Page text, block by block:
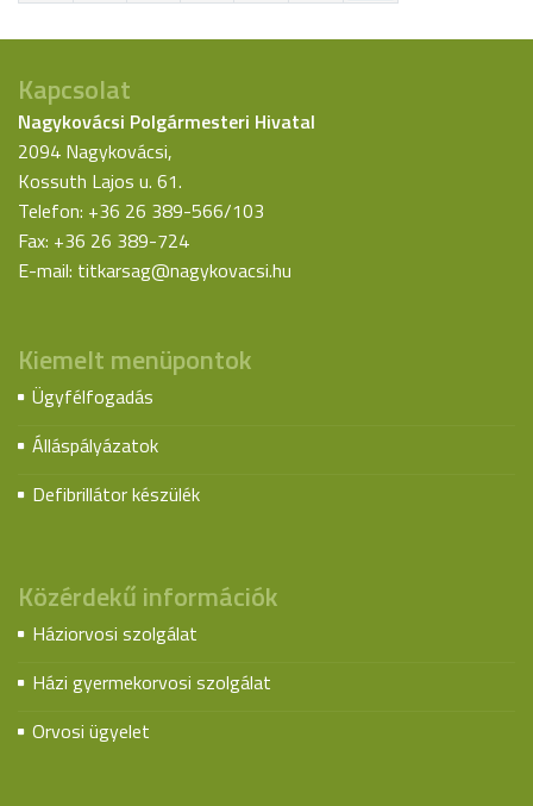
Kapcsolat
Nagykovácsi Polgármesteri Hivatal
2094 Nagykovácsi,
Kossuth Lajos u. 61.
Telefon: +36 26 389-566/103
Fax: +36 26 389-724
E-mail: titkarsag@nagykovacsi.hu
Kiemelt menüpontok
Ügyfélfogadás
Álláspályázatok
Defibrillátor készülék
Közérdekű információk
Háziorvosi szolgálat
Házi gyermekorvosi szolgálat
Orvosi ügyelet